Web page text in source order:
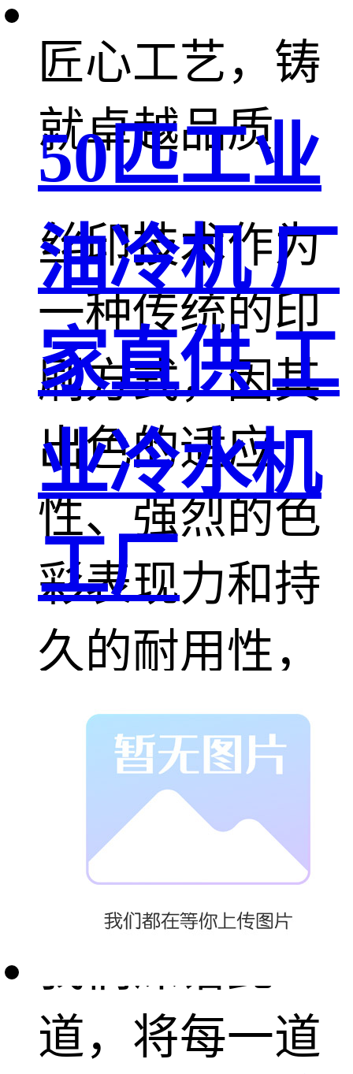
匠心工艺，铸
就卓越品质
丝印技术作为
一种传统的印
刷方式，因其
出色的适应
性、强烈的色
彩表现力和持
久的耐用性，
在标识标牌制
作领域始终占
据重要地位。
道，将每一道
50匹工业
油冷机 厂
家直供 工
业冷水机
工厂